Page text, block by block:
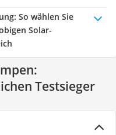
: So wählen Sie
Solar-
Testsieger